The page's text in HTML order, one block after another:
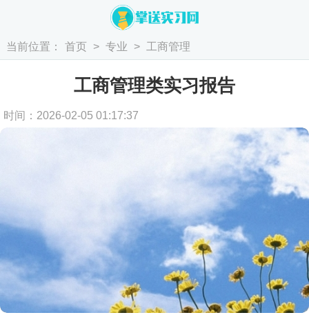
当前位置： 首页 > 专业 > 工商管理
工商管理类实习报告
时间：2026-02-05 01:17:37